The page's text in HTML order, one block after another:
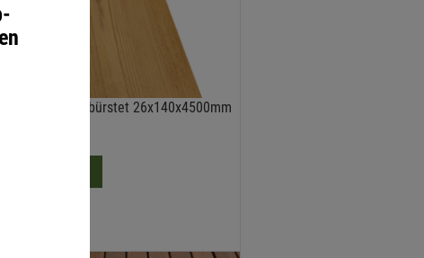
Kiefer gebürstet 26x140x4500mm